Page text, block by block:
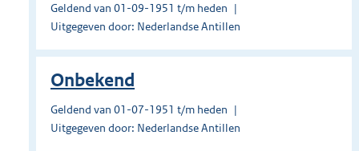
Geldend van 01-09-1951 t/m heden
Uitgegeven door: Nederlandse Antillen
Onbekend
Geldend van 01-07-1951 t/m heden
Uitgegeven door: Nederlandse Antillen